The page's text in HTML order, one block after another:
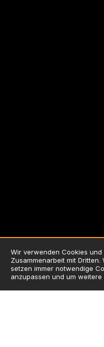
Wir verwenden Cookies
Zusammenarbeit mit
setzen immer notwendige
anzupassen und um